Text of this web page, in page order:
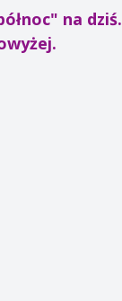
na dziś.